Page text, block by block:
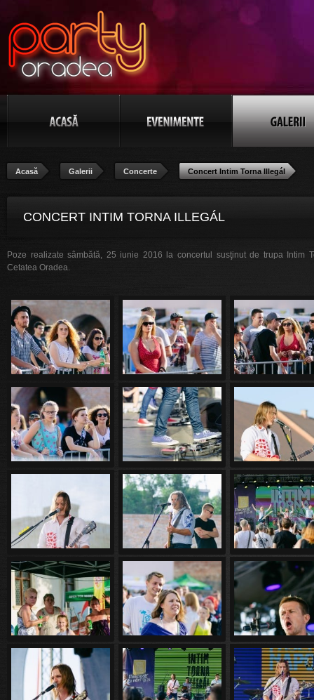
Acasă Galerii Concerte Concert Intim Torna Illegál
CONCERT INTIM TORNA ILLEGÁL
Poze realizate sâmbătă, 25 iunie 2016 la concertul susţinut de trupa Intim
Cetatea Oradea.